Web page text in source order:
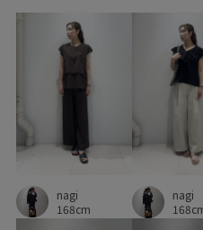
自宅で洗える 透け感
nagi
168cm
nagi